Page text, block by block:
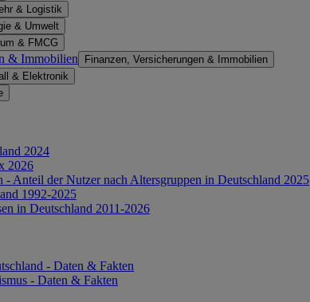
& Logistik
& Umwelt
& FMCG
& Immobilien Finanzen, Versicherungen & Immobilien
& Elektronik
2024
2026
- Anteil der Nutzer nach Altersgruppen in Deutschland 2025
1992-2025
in Deutschland 2011-2026
- Daten & Fakten
- Daten & Fakten